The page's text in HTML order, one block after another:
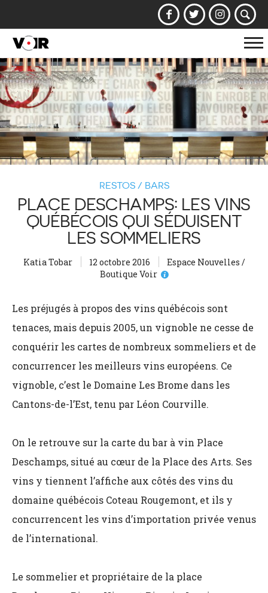
la
RESTOS / BARS
PLACE DESCHAMPS: LES VINS
QUÉBÉCOIS QUI SÉDUISENT
LES SOMMELIERS
Katia Tobar 12 octobre 2016
Espace Nouvelles /
Boutique Voir
Les préjugés à propos des vins québécois sont
tenaces, mais depuis 2005, un vignoble ne cesse de
conquérir les cartes de nombreux sommeliers et de
concurrencer les meilleurs vins européens. Ce
vignoble, c’est le Domaine Les Brome dans les
Cantons-de-l’Est, tenu par Léon Courville.
On le retrouve sur la carte du bar à vin Place
Deschamps, situé au cœur de la Place des Arts. Ses
vins y tiennent l’affiche aux côtés des vins du
domaine québécois Coteau Rougemont, et ils y
concurrencent les vins d’importation privée venus
de l’international.
Le sommelier et propriétaire de la place